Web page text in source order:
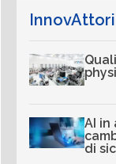
InnovAttori
AI in
di